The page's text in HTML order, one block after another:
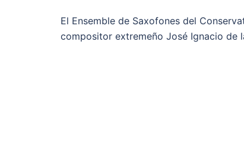
El Ensemble de Saxofones del
compositor extremeño José Ignacio de